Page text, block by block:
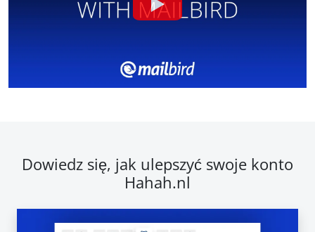
Dowiedz się, jak ulepszyć swoje konto
Hahah.nl